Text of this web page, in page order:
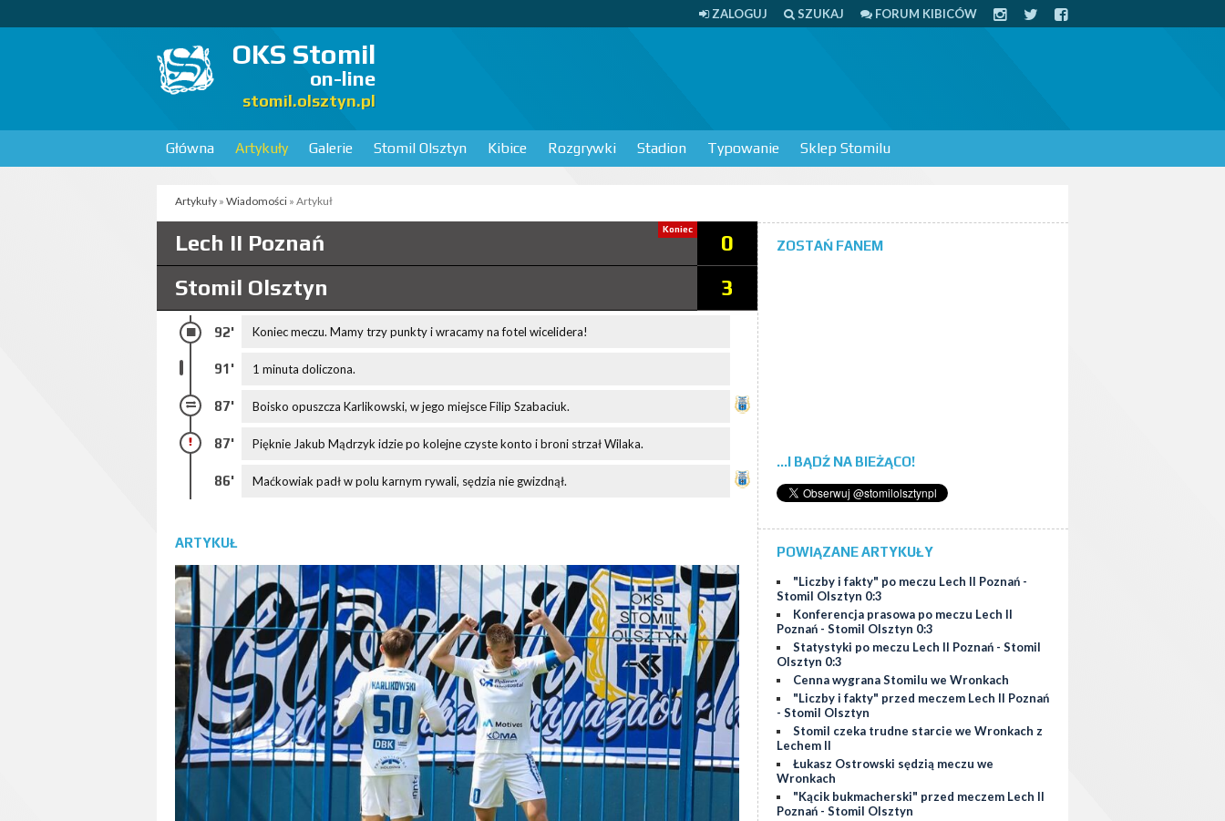
ZALOGUJ SZUKAJ FORUM KIBICÓW
OKS Stomil
on-line
stomil.olsztyn.pl
Główna Artykuły Galerie Stomil Olsztyn Kibice Rozgrywki Stadion Typowanie Sklep Stomilu
Artykuły » Wiadomości » Artykuł
Koniec
Lech II Poznań
0
Stomil Olsztyn
3
92' Koniec meczu. Mamy trzy punkty i wracamy na fotel wicelidera!
91' 1 minuta doliczona.
87' Boisko opuszcza Karlikowski, w jego miejsce Filip Szabaciuk.
87' Pięknie Jakub Mądrzyk idzie po kolejne czyste konto i broni strzał Wilaka.
86' Maćkowiak padł w polu karnym rywali, sędzia nie gwizdnął.
ARTYKUŁ
ZOSTAŃ FANEM
...I BĄDŹ NA BIEŻĄCO!
POWIĄZANE ARTYKUŁY
"Liczby i fakty" po meczu Lech II Poznań -
Stomil Olsztyn 0:3
Konferencja prasowa po meczu Lech II
Poznań - Stomil Olsztyn 0:3
Statystyki po meczu Lech II Poznań - Stomil
Olsztyn 0:3
Cenna wygrana Stomilu we Wronkach
"Liczby i fakty" przed meczem Lech II Poznań
- Stomil Olsztyn
Stomil czeka trudne starcie we Wronkach z
Lechem II
Łukasz Ostrowski sędzią meczu we
Wronkach
"Kącik bukmacherski" przed meczem Lech II
Poznań - Stomil Olsztyn